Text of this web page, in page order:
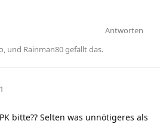
Antworten
, und Rainman80gefällt das.
bitte?? Selten was unnötigeres als